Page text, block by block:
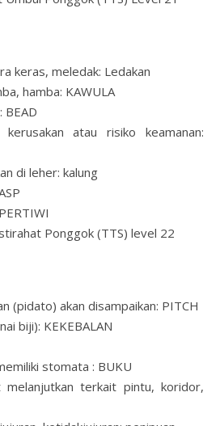
keras, meledak: Ledakan
hamba: KAWULA
BEAD
kerusakan atau risiko keamanan:
di leher: kalung
Ponggok (TTS) level 22
(pidato) akan disampaikan: PITCH
biji): KEKEBALAN
stomata : BUKU
terkait pintu, koridor,